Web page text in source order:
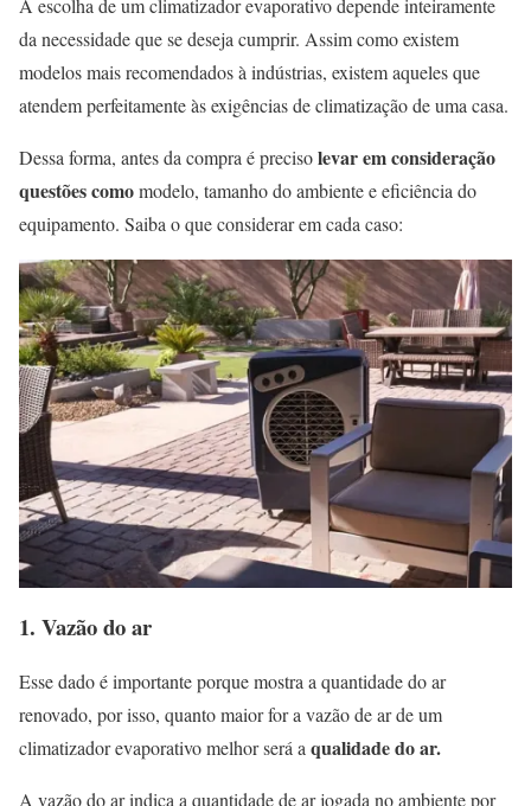
A escolha de um climatizador evaporativo depende inteiramente
da necessidade que se deseja cumprir. Assim como existem
modelos mais recomendados à indústrias, existem aqueles que
atendem perfeitamente às exigências de climatização de uma casa.
Dessa forma, antes da compra é precisolevar em consideração
questões comomodelo, tamanho do ambiente e eficiência do
equipamento. Saiba o que considerar em cada caso:
1. Vazão do ar
Esse dado é importante porque mostra a quantidade do ar
renovado, por isso, quanto maior for a vazão de ar de um
climatizador evaporativo melhor será aqualidade do ar.
A vazão do ar indica a quantidade de ar jogada no ambiente por